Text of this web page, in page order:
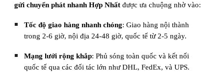
gửi chuyển phát nhanh Hợp Nhất được ưa chuộng nhờ vào:
Tốc độ giao hàng nhanh chóng: Giao hàng nội thành
trong 2-6 giờ, nội địa 24-48 giờ, quốc tế từ 2-5 ngày.
Mạng lưới rộng khắp: Phủ sóng toàn quốc và kết nối
quốc tế qua các đối tác lớn như DHL, FedEx, và UPS.